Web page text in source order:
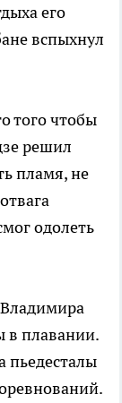
его
вспыхнул
того чтобы
решил
пламя, не
одолеть
в плавании.
пьедесталы